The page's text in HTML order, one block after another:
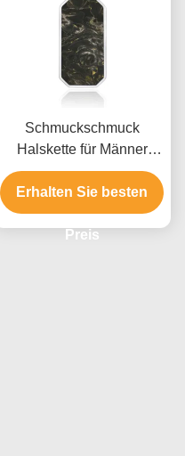
Schmuckschmuck
Halskette für Männer
geschmiedet aus
Kohlenstofffaser
Erhalten Sie besten
Preis